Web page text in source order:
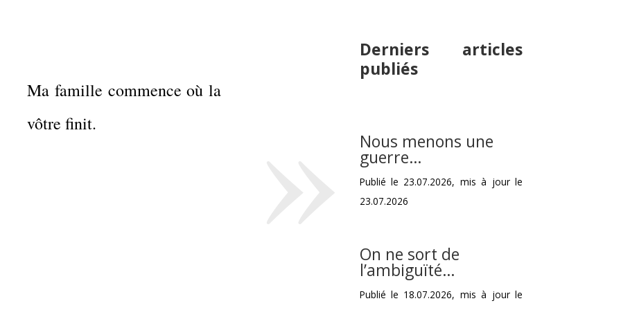
Ma famille commence où la
vôtre finit.
Derniers articles
publiés
Nous menons une
guerre…
Publié le 23.07.2026, mis à jour le
23.07.2026
On ne sort de
l’ambiguïté…
Publié le 18.07.2026, mis à jour le